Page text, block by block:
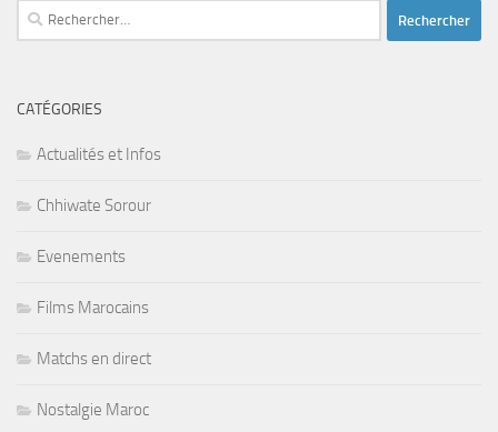
Rechercher :
CATÉGORIES
Actualités et Infos
Chhiwate Sorour
Evenements
Films Marocains
Matchs en direct
Nostalgie Maroc